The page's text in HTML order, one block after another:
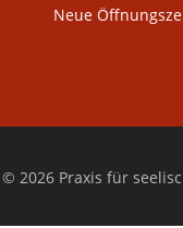
Neue
2026 Praxis für